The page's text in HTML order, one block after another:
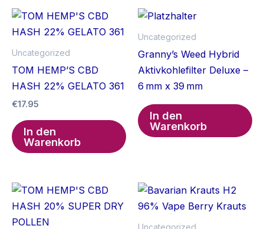
Uncategorized
TOM HEMP’S CBD
HASH 22% GELATO 361
€17.95
In den
Warenkorb
Uncategorized
Granny’s Weed Hybrid
Aktivkohlefilter Deluxe –
6 mm x 39 mm
In den
Warenkorb
Uncategorized